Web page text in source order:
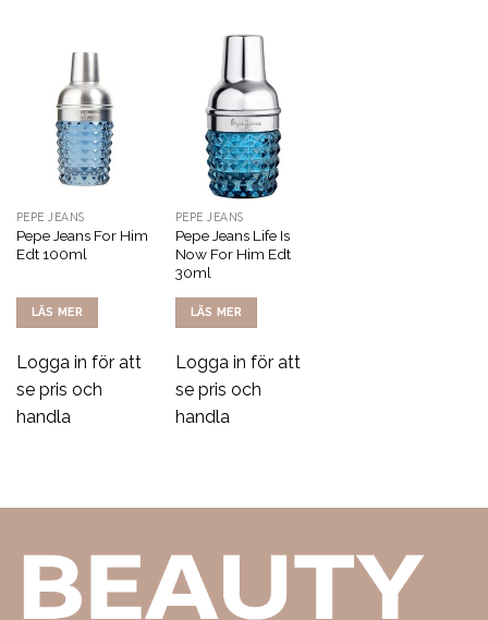
PEPE JEANS
Pepe Jeans For Him
Edt 100ml
LÄS MER
Logga in för att
se pris och
handla
PEPE JEANS
Pepe Jeans Life Is
Now For Him Edt
30ml
LÄS MER
Logga in för att
se pris och
handla